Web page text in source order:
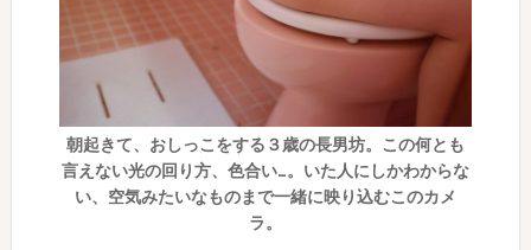
朝起きて、おしっこをする３歳の長男坊。この何とも
言えない光の回り方、色合い…。いた人にしかわからな
い、空気みたいなものまで一緒に映り込むこのカメ
ラ。